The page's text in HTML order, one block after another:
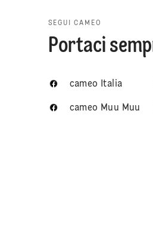
SEGUI CAMEO
Portaci
cameo Italia
cameo Muu Muu